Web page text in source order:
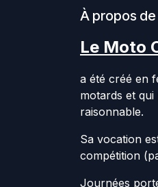
À propos
Le Moto
a été créé en
motards et
raisonnable.
Sa vocation
compétition
Journées